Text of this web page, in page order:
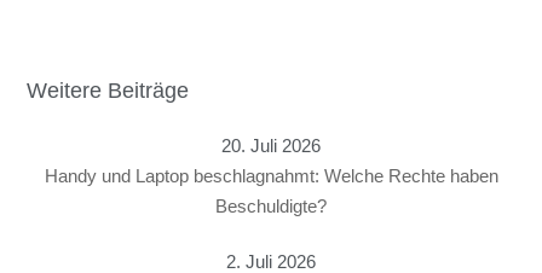
Weitere Beiträge
20. Juli 2026
Handy und Laptop beschlagnahmt: Welche Rechte haben
Beschuldigte?
2. Juli 2026